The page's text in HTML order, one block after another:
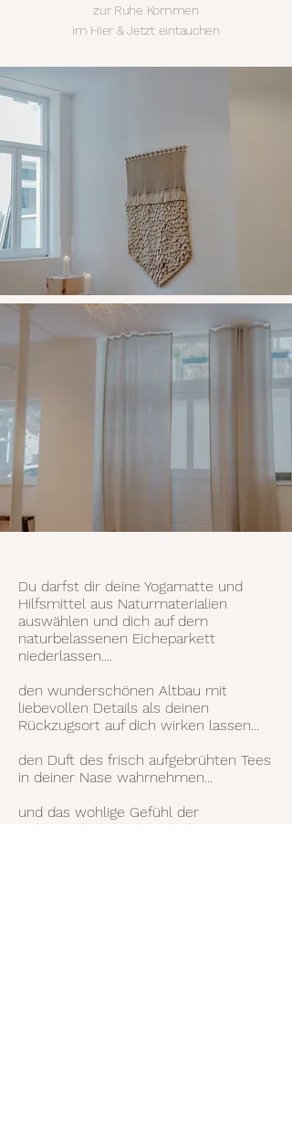
zur Ruhe Kommen
im Hier & Jetzt eintauchen
Du darfst dir deine Yogamatte und
Hilfsmittel aus Naturmaterialien
auswählen und dich auf dem
naturbelassenen Eicheparkett
niederlassen....
den wunderschönen Altbau mit
liebevollen Details als deinen
Rückzugsort auf dich wirken lassen...
den Duft des frisch aufgebrühten Tees
in deiner Nase wahrnehmen...
und das wohlige Gefühl der
Geborgenheit zu dir einladen.